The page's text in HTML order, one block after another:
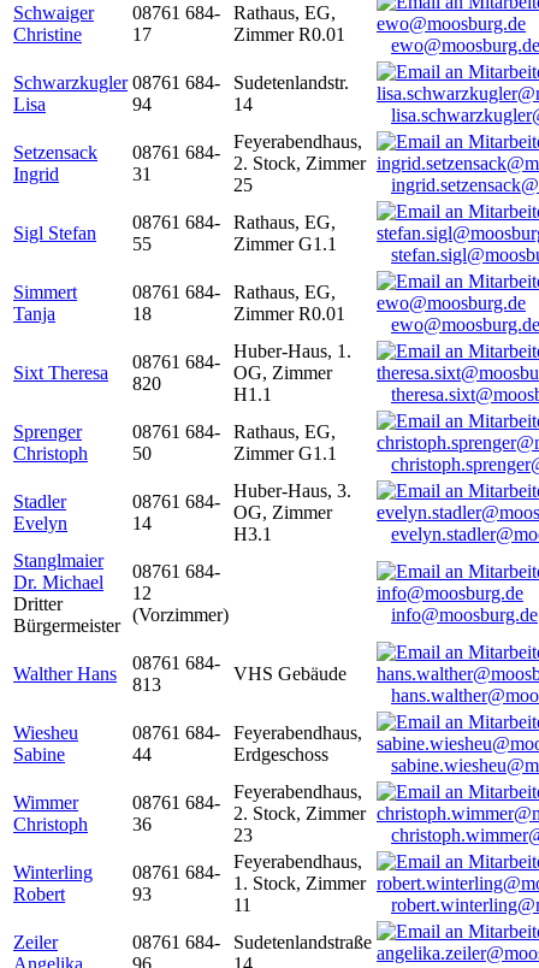
Schwaiger
Christine
08761 684-
17
Rathaus, EG,
Zimmer R0.01
ewo@moosburg.de
Schwarzkugler
Lisa
08761 684-
94
Sudetenlandstr.
14
Setzensack
Ingrid
08761 684-
31
Feyerabendhaus,
2. Stock, Zimmer
25
Sigl Stefan
08761 684-
55
Rathaus, EG,
Zimmer G1.1
Simmert
Tanja
08761 684-
18
Rathaus, EG,
Zimmer R0.01
ewo@moosburg.de
Sixt Theresa
08761 684-
820
Huber-Haus, 1.
OG, Zimmer
H1.1
Sprenger
Christoph
08761 684-
50
Rathaus, EG,
Zimmer G1.1
Stadler
Evelyn
08761 684-
14
Huber-Haus, 3.
OG, Zimmer
H3.1
Stanglmaier
Dr. Michael
Dritter
Bürgermeister
08761 684-
12
(Vorzimmer)
info@moosburg.de
Walther Hans
08761 684-
813
VHS Gebäude
Wiesheu
Sabine
08761 684-
44
Feyerabendhaus,
Erdgeschoss
Wimmer
Christoph
08761 684-
36
Feyerabendhaus,
2. Stock, Zimmer
23
Winterling
Robert
08761 684-
93
Feyerabendhaus,
1. Stock, Zimmer
11
Zeiler
Angelika
08761 684-
96
Sudetenlandstraße
14